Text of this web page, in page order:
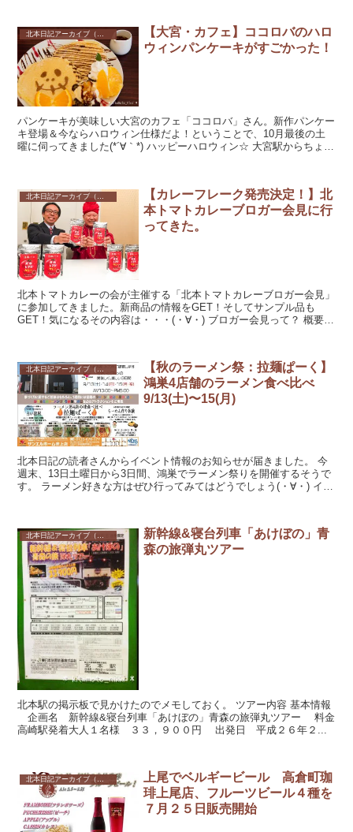
【大宮・カフェ】ココロバのハロ
ウィンパンケーキがすごかった！
パンケーキが美味しい大宮のカフェ「ココロバ」さん。新作パンケー
キ登場＆今ならハロウィン仕様だよ！ということで、10月最後の土
曜に伺ってきました(*´∀｀*) ハッピーハロウィン☆ 大宮駅からちょ
【カレーフレーク発売決定！】北
本トマトカレーブロガー会見に行
ってきた。
北本トマトカレーの会が主催する「北本トマトカレーブロガー会見」
に参加してきました。新商品の情報をGET！そしてサンプル品も
GET！気になるその内容は・・・(・∀・) ブロガー会見って？ 概要
【秋のラーメン祭：拉麺ぱーく】
鴻巣4店舗のラーメン食べ比べ
9/13(土)〜15(月)
北本日記の読者さんからイベント情報のお知らせが届きました。 今
週末、13日土曜日から3日間、鴻巣でラーメン祭りを開催するそうで
す。 ラーメン好きな方はぜひ行ってみてはどうでしょう(・∀・) イベ
新幹線&寝台列車「あけぼの」青
森の旅弾丸ツアー
北本駅の掲示板で見かけたのでメモしておく。 ツアー内容 基本情報
企画名 新幹線&寝台列車「あけぼの」青森の旅弾丸ツアー 料金
高崎駅発着大人１名様 ３３，９００円 出発日 平成２６年２...
北本日記アーカイブ（記録保存）
上尾でベルギービール 高倉町珈
琲上尾店、フルーツビール４種を
７月２５日販売開始